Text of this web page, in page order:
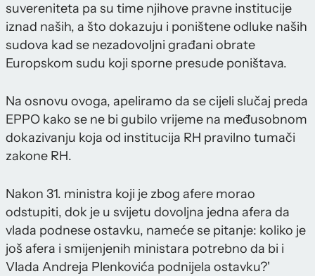
suvereniteta pa su time njihove pravne institucije
iznad naših, a što dokazuju i poništene odluke naših
sudova kad se nezadovoljni građani obrate
Europskom sudu koji sporne presude poništava.
Na osnovu ovoga, apeliramo da se cijeli slučaj preda
EPPO kako se ne bi gubilo vrijeme na međusobnom
dokazivanju koja od institucija RH pravilno tumači
zakone RH.
Nakon 31. ministra koji je zbog afere morao
odstupiti, dok je u svijetu dovoljna jedna afera da
vlada podnese ostavku, nameće se pitanje: koliko je
još afera i smijenjenih ministara potrebno da bi i
Vlada Andreja Plenkovića podnijela ostavku?'